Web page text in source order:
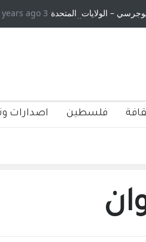
– الولايات المتحدة
الامريكية
3 years ago
فلسطين اصدارات